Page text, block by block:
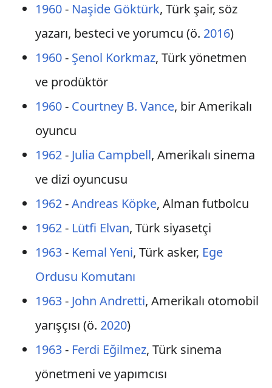
1960- Naşide Göktürk, Türk şair, söz
yazarı, besteci ve yorumcu (ö. 2016)
1960- Şenol Korkmaz, Türk yönetmen
ve prodüktör
1960- Courtney B. Vance, bir Amerikalı
oyuncu
1962- Julia Campbell, Amerikalı sinema
ve dizi oyuncusu
1962-Andreas Köpke, Alman futbolcu
1962- Lütfi Elvan, Türk siyasetçi
1963- Kemal Yeni, Türk asker, Ege
Ordusu Komutanı
1963- John Andretti, Amerikalı otomobil
yarışçısı (ö. 2020)
1963- Ferdi Eğilmez, Türk sinema
yönetmeni ve yapımcısı